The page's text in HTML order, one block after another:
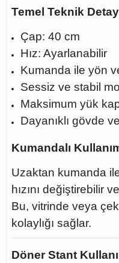
Temel Teknik
Çap: 40 cm
Hız: Ayarlanabilir
Kumanda ile yön
Sessiz ve stabil
Maksimum yük
Dayanıklı gövde
Kumandalı
Uzaktan kumanda
hızını değiştirebilir
Bu, vitrinde veya
kolaylığı sağlar.
Döner Stant